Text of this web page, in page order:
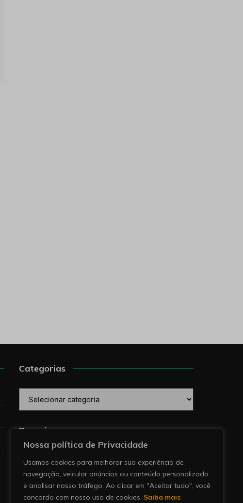
Nossa política de Privacidade
Usamos cookies para melhorar sua experiência de
navegação, veicular anúncios ou conteúdo personalizado
e analisar nosso tráfego. Ao clicar em "Aceitar tudo", você
concorda com nosso uso de cookies. Saiba mais
Categorias
Pesquise